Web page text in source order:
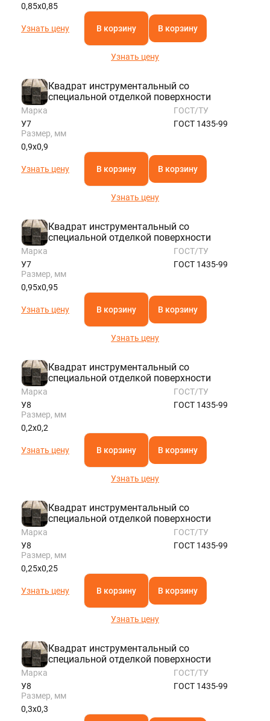
0,85х0,85
Узнать цену В корзину В корзину
Узнать цену
Квадрат инструментальный со
специальной отделкой поверхности
Марка
У7
ГОСТ/ТУ
ГОСТ 1435-99
Размер, мм
0,9х0,9
Узнать цену В корзину В корзину
Узнать цену
Квадрат инструментальный со
специальной отделкой поверхности
Марка
У7
ГОСТ/ТУ
ГОСТ 1435-99
Размер, мм
0,95х0,95
Узнать цену В корзину В корзину
Узнать цену
Квадрат инструментальный со
специальной отделкой поверхности
Марка
У8
ГОСТ/ТУ
ГОСТ 1435-99
Размер, мм
0,2х0,2
Узнать цену В корзину В корзину
Узнать цену
Квадрат инструментальный со
специальной отделкой поверхности
Марка
У8
ГОСТ/ТУ
ГОСТ 1435-99
Размер, мм
0,25х0,25
Узнать цену В корзину В корзину
Узнать цену
Квадрат инструментальный со
специальной отделкой поверхности
Марка
У8
ГОСТ/ТУ
ГОСТ 1435-99
Размер, мм
0,3х0,3